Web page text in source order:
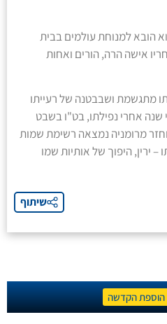
הובא למנוחת עולמים בבית
אישה הרה, הורים ואחות
מתגשמת ושבבטנה של רעייתו
שנה אחרי נפילתו, בט"ו בשבט
מרומניה נמצאה רשימת שמות
היפוך של אותיות שמו
שיתוף
הוספת הקדשה